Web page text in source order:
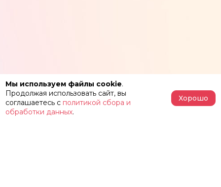
Мы используем файлы cookie.
Продолжая использовать сайт, вы
соглашаетесь с политикой сбора и
обработки данных.
Хорошо